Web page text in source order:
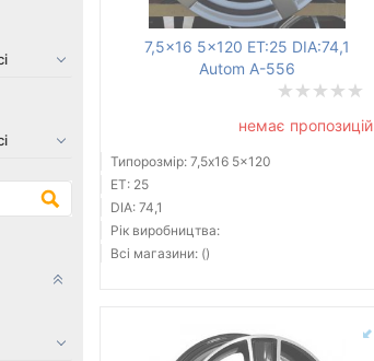
7,5x16 5x120 ET:25 DIA:74,1
Autom A-556
немає пропозицій
Типорозмір: 7,5x16 5x120
ET: 25
DIA: 74,1
Рік виробництва:
Всі магазини: ()